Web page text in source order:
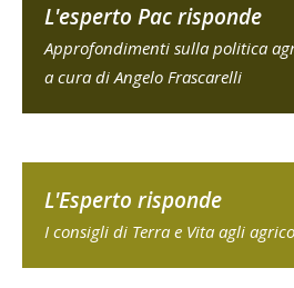
L'esperto Pac risponde
Approfondimenti sulla politica
a cura di Angelo Frascarelli
L'Esperto risponde
I consigli di Terra e Vita agli